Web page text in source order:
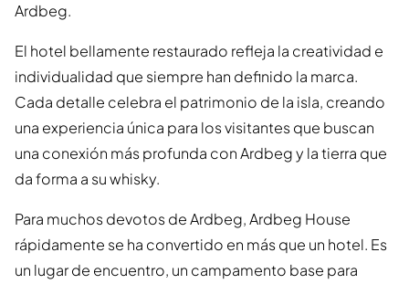
Ardbeg.
El hotel bellamente restaurado refleja la creatividad e
individualidad que siempre han definido la marca.
Cada detalle celebra el patrimonio de la isla, creando
una experiencia única para los visitantes que buscan
una conexión más profunda con Ardbeg y la tierra que
da forma a su whisky.
Para muchos devotos de Ardbeg, Ardbeg House
rápidamente se ha convertido en más que un hotel. Es
un lugar de encuentro, un campamento base para